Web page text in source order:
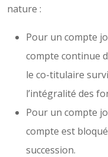
nature :
Pour un compte
compte continue
le co-titulaire
l’intégralité des
Pour un compte
compte est
succession.